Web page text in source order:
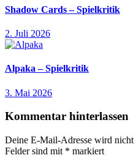
Shadow Cards – Spielkritik
2. Juli 2026
Alpaka – Spielkritik
3. Mai 2026
Kommentar hinterlassen
Deine E-Mail-Adresse wird
Felder sind mit * markiert